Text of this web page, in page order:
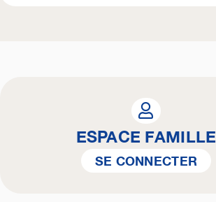
ESPACE FAMILLE
SE CONNECTER